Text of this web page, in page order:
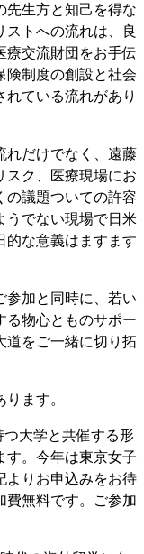
先生方と知己を得な
ストへの流れは、良
療交流財団をお手伝
険制度の創設と社会
ている流れがあり
れだけでなく、遠藤
スク、医療現場にお
の議題ついての許容
うでない現場で日米
的な意義はますます
参加と同時に、若い
る物心とものサポー
道をご一緒に切り拓
ます。
大学と共催する形
す。今年は東京女子
よりお申込みをお待
費無料です。ご参加